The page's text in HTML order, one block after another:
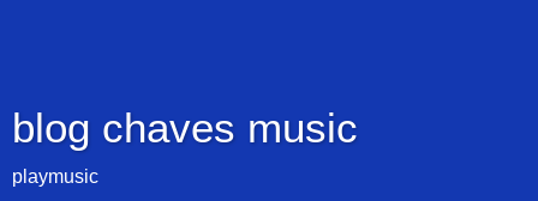
blog chaves music
playmusic